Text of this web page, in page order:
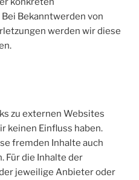
Bekanntwerden von
werden wir diese
zu externen Websites
keinen Einfluss haben.
fremden Inhalte auch
Für die Inhalte der
jeweilige Anbieter oder